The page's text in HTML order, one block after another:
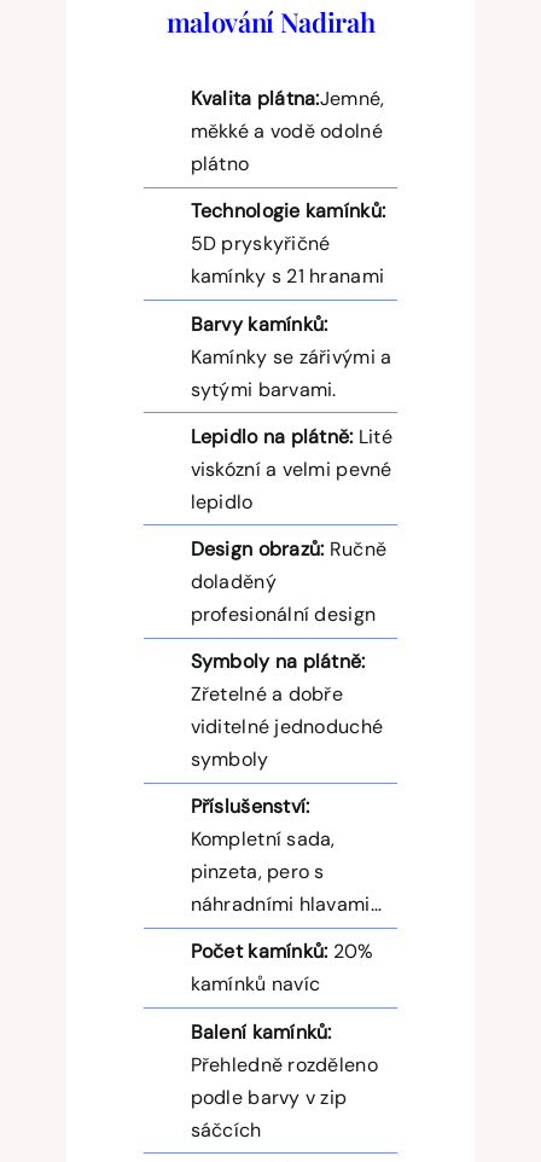
malování Nadirah
Kvalita plátna:Jemné,
měkké a vodě odolné
plátno
Technologie kamínků:
5D pryskyřičné
kamínky s 21 hranami
Barvy kamínků:
Kamínky se zářivými a
sytými barvami.
Lepidlo na plátně: Lité
viskózní a velmi pevné
lepidlo
Design obrazů: Ručně
doladěný
profesionální design
Symboly na plátně:
Zřetelné a dobře
viditelné jednoduché
symboly
Příslušenství:
Kompletní sada,
pinzeta, pero s
náhradními hlavami…
Počet kamínků: 20%
kamínků navíc
Balení kamínků:
Přehledně rozděleno
podle barvy v zip
sáčcích